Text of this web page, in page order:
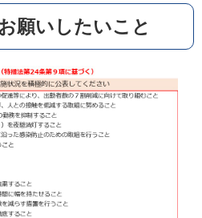
願いしたいこと